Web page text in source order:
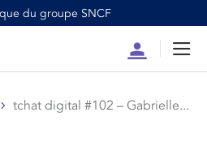
du groupe SNCF
Compte
tchat digital #102 – Gabrielle...